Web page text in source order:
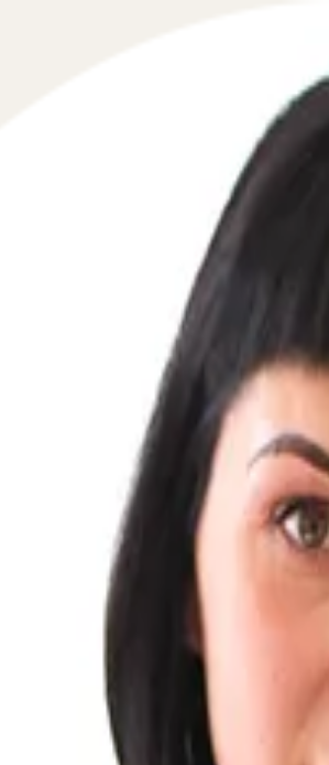
юристов в сфере семейного права
в Семейном кодексе. На
она лишается родительских
и не участвовать в жизни ребенка
ли оставить малыша в роддоме?
с родителем?
свой телефон, перезвоним